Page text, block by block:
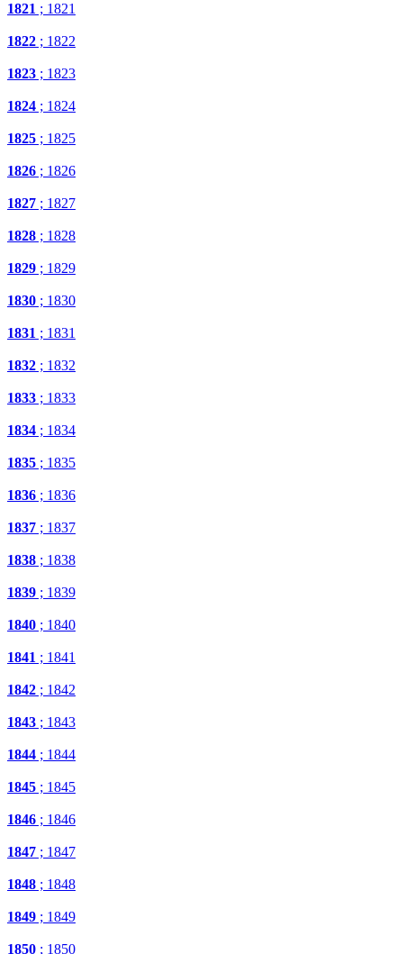
1821 ; 1821
1822 ; 1822
1823 ; 1823
1824 ; 1824
1825 ; 1825
1826 ; 1826
1827 ; 1827
1828 ; 1828
1829 ; 1829
1830 ; 1830
1831 ; 1831
1832 ; 1832
1833 ; 1833
1834 ; 1834
1835 ; 1835
1836 ; 1836
1837 ; 1837
1838 ; 1838
1839 ; 1839
1840 ; 1840
1841 ; 1841
1842 ; 1842
1843 ; 1843
1844 ; 1844
1845 ; 1845
1846 ; 1846
1847 ; 1847
1848 ; 1848
1849 ; 1849
1850 ; 1850